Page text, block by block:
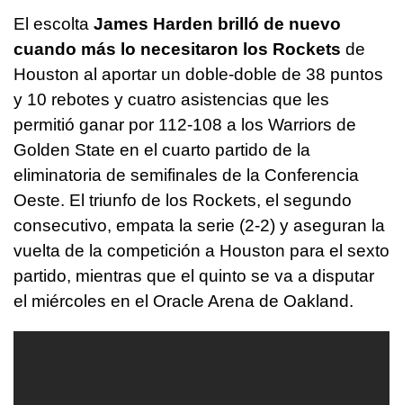
El escolta James Harden brilló de nuevo
cuando más lo necesitaron los Rockets de
Houston al aportar un doble-doble de 38 puntos
y 10 rebotes y cuatro asistencias que les
permitió ganar por 112-108 a los Warriors de
Golden State en el cuarto partido de la
eliminatoria de semifinales de la Conferencia
Oeste. El triunfo de los Rockets, el segundo
consecutivo, empata la serie (2-2) y aseguran la
vuelta de la competición a Houston para el sexto
partido, mientras que el quinto se va a disputar
el miércoles en el Oracle Arena de Oakland.